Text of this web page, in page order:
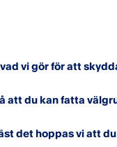
vi gör för att
att du kan fatta
det hoppas vi att